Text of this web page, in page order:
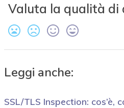
Valuta la qualità di
Leggi anche:
SSL/TLS Inspection: cos’è,